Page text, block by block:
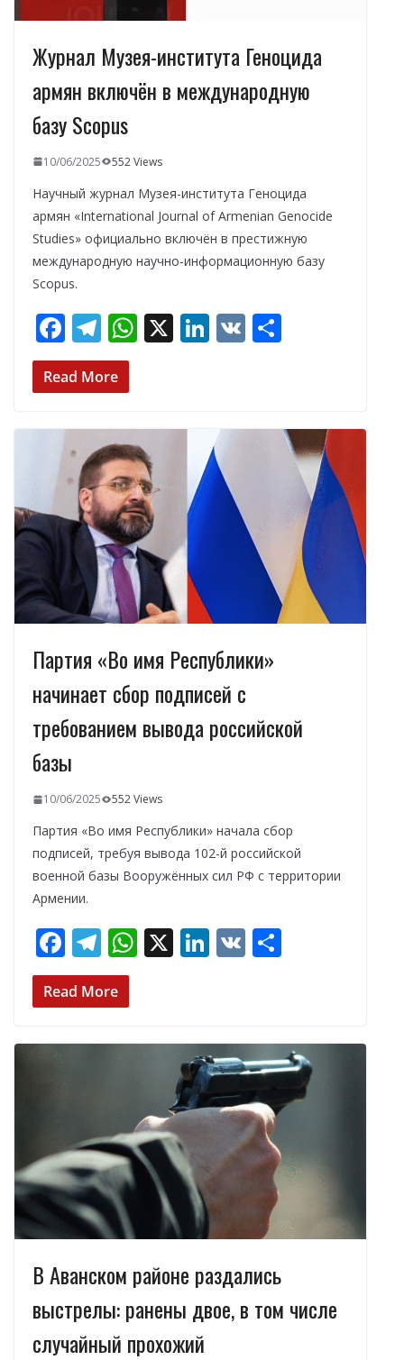
Журнал Музея-института Геноцида
армян включён в международную
базу Scopus
10/06/2025 552 Views
Научный журнал Музея-института Геноцида
армян «International Journal of Armenian Genocide
Studies» официально включён в престижную
международную научно-информационную базу
Scopus.
F
ac
e
o
o
k
T
el
e
a
m
W
h
A
p
p
X Li
n
dI
n
V
K
а
в
и
т
ь
Read More
Партия «Во имя Республики»
начинает сбор подписей с
требованием вывода российской
базы
10/06/2025 552 Views
Партия «Во имя Республики» начала сбор
подписей, требуя вывода 102-й российской
военной базы Вооружённых сил РФ с территории
Армении.
F
ac
e
T
el
e
W
p
X Li
dI
n
V
а
в
и
т
ь
Read More
В Аванском районе раздались
выстрелы: ранены двое, в том числе
случайный прохожий